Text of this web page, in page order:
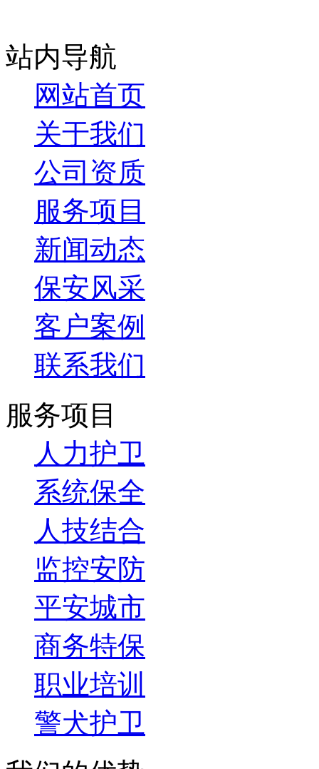
站内导航
网站首页
关于我们
公司资质
服务项目
新闻动态
保安风采
客户案例
联系我们
服务项目
人力护卫
系统保全
人技结合
监控安防
平安城市
商务特保
职业培训
警犬护卫